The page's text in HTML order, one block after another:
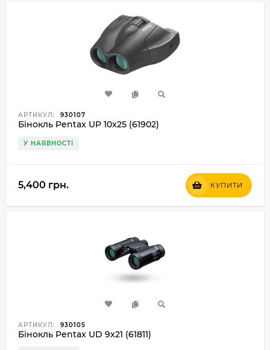
АРТИКУЛ: 930107
Бінокль Pentax UP 10x25 (61902)
У НАЯВНОСТІ
5,400 грн. КУПИТИ
АРТИКУЛ: 930105
Бінокль Pentax UD 9x21 (61811)